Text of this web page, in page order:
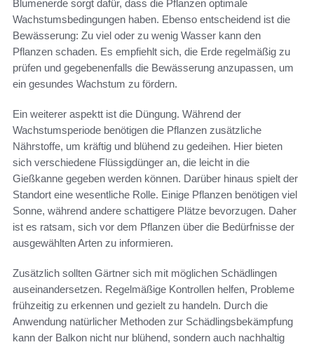
Blumenerde sorgt dafür, dass die Pflanzen optimale
Wachstumsbedingungen haben. Ebenso entscheidend ist die
Bewässerung: Zu viel oder zu wenig Wasser kann den
Pflanzen schaden. Es empfiehlt sich, die Erde regelmäßig zu
prüfen und gegebenenfalls die Bewässerung anzupassen, um
ein gesundes Wachstum zu fördern.
Ein weiterer aspektt ist die Düngung. Während der
Wachstumsperiode benötigen die Pflanzen zusätzliche
Nährstoffe, um kräftig und blühend zu gedeihen. Hier bieten
sich verschiedene Flüssigdünger an, die leicht in die
Gießkanne gegeben werden können. Darüber hinaus spielt der
Standort eine wesentliche Rolle. Einige Pflanzen benötigen viel
Sonne, während andere schattigere Plätze bevorzugen. Daher
ist es ratsam, sich vor dem Pflanzen über die Bedürfnisse der
ausgewählten Arten zu informieren.
Zusätzlich sollten Gärtner sich mit möglichen Schädlingen
auseinandersetzen. Regelmäßige Kontrollen helfen, Probleme
frühzeitig zu erkennen und gezielt zu handeln. Durch die
Anwendung natürlicher Methoden zur Schädlingsbekämpfung
kann der Balkon nicht nur blühend, sondern auch nachhaltig